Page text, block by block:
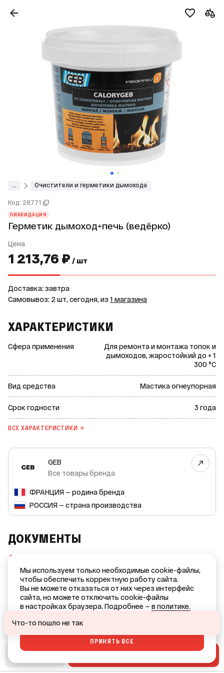
Очистители и герметики дымохода
Код: 28771
ЛИКВИДАЦИЯ
Герметик дымоход+печь (ведёрко)
Цена
1 213,76 ₽ / шт
Доставка: завтра
Самовывоз: 2 шт, сегодня, из 1 магазина
ХАРАКТЕРИСТИКИ
Сфера применения
Для ремонта и монтажа топок и
дымоходов, жаростойкий до + 1
300 °C
Вид средства Мастика огнеупорная
Срок годности 3 года
ВСЕ ХАРАКТЕРИСТИКИ →
GEB
Все товары бренда
ФРАНЦИЯ — родина бренда
РОССИЯ — страна производства
ДОКУМЕНТЫ
(PDF, 378 KB)
Сертификат соответствия №RU.НЕ42.Н07038
(PNG, 1.0 MB)
Ваш город — Краснодар?
Мы используем только необходимые cookie-файлы,
чтобы обеспечить корректную работу сайта.
Вы не можете отказаться от них через интерфейс
сайта, но можете отключить cookie-файлы
в настройках браузера. Подробнее — в политике.
ПРИНЯТЬ ВСЕ
Что-то пошло не так